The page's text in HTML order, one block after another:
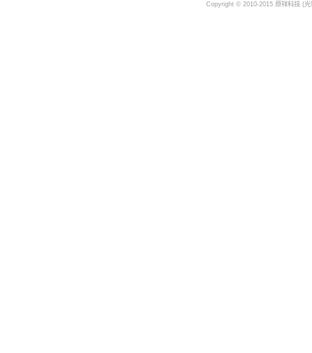
Copyright © 2010-2015 原祥科技 (